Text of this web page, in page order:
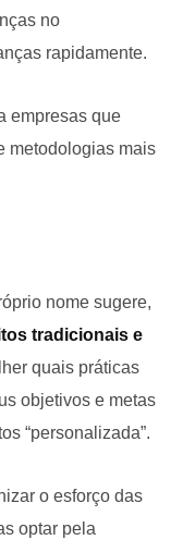
no
rapidamente.
empresas que
metodologias mais
nome sugere,
tradicionais e
quais práticas
objetivos e metas
“personalizada”.
o esforço das
optar pela